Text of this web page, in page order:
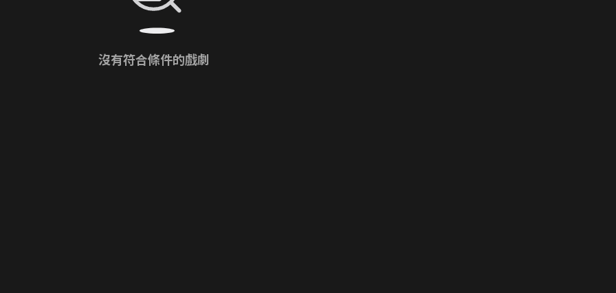
沒有符合條件的戲劇